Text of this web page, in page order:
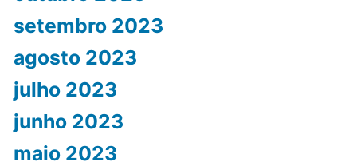
setembro 2023
agosto 2023
julho 2023
junho 2023
maio 2023